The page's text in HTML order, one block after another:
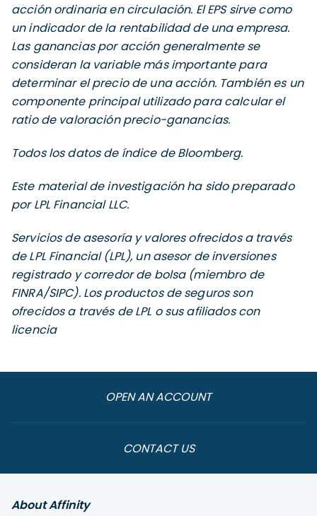
acción ordinaria en circulación. El EPS sirve como
un indicador de la rentabilidad de una empresa.
Las ganancias por acción generalmente se
consideran la variable más importante para
determinar el precio de una acción. También es un
componente principal utilizado para calcular el
ratio de valoración precio-ganancias.
Todos los datos de índice de Bloomberg.
Este material de investigación ha sido preparado
por LPL Financial LLC.
Servicios de asesoría y valores ofrecidos a través
de LPL Financial (LPL), un asesor de inversiones
registrado y corredor de bolsa (miembro de
FINRA/SIPC). Los productos de seguros son
ofrecidos a través de LPL o sus afiliados con
licencia
OPEN AN ACCOUNT
CONTACT US
About Affinity